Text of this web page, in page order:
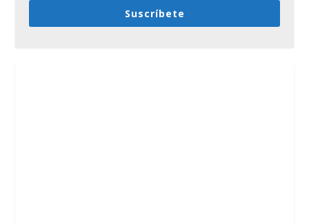
Suscríbete